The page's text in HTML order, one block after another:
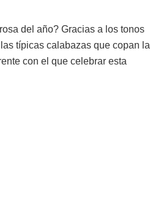
del año? Gracias a los tonos
típicas calabazas que copan la
con el que celebrar esta